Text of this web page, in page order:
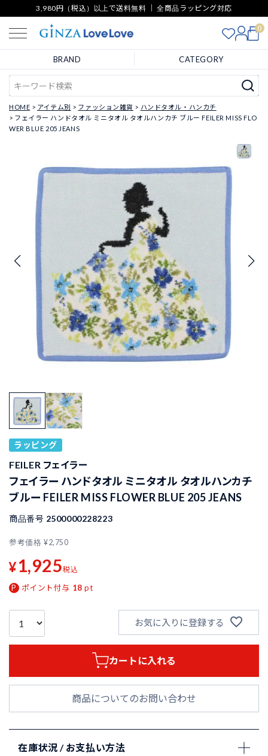
3,980円（税込）以上で送料無料 ｜ 全商品ラッピング対応
0
BRAND CATEGORY
HOME アイテム別 ファッション雑貨
ハンドタオル・ハンカチ
フェイラー ハンドタオル ミニタオル タオルハンカチ ブルー FEILER MISS FLO
WER BLUE 205 JEANS
ラッピング
FEILER フェイラー
フェイラー ハンドタオル ミニタオル タオルハンカチ
ブルー FEILER MISS FLOWER BLUE 205 JEANS
商品番号 2500000228223
参考価格 ¥2,750
¥1,925税込
ポイント付与 18 pt
お気に入りに登録する
カートに入れる
商品についてのお問い合わせ
在庫状況 / お支払い方法